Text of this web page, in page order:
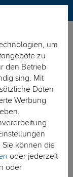
um
zu
den Betrieb
sing. Mit
Daten
Werbung
Sie können die
oder jederzeit
oder